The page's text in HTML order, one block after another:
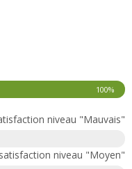
100%
niveau "Mauvais"
niveau "Moyen"